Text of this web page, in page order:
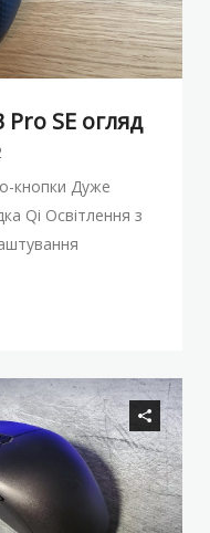
SE огляд
кнопки Дуже
Qi Освітлення з